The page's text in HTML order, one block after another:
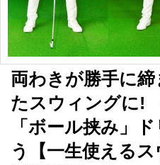
両わきが勝手に
たスウィングに!
「ボール挟み」
う【一生使える